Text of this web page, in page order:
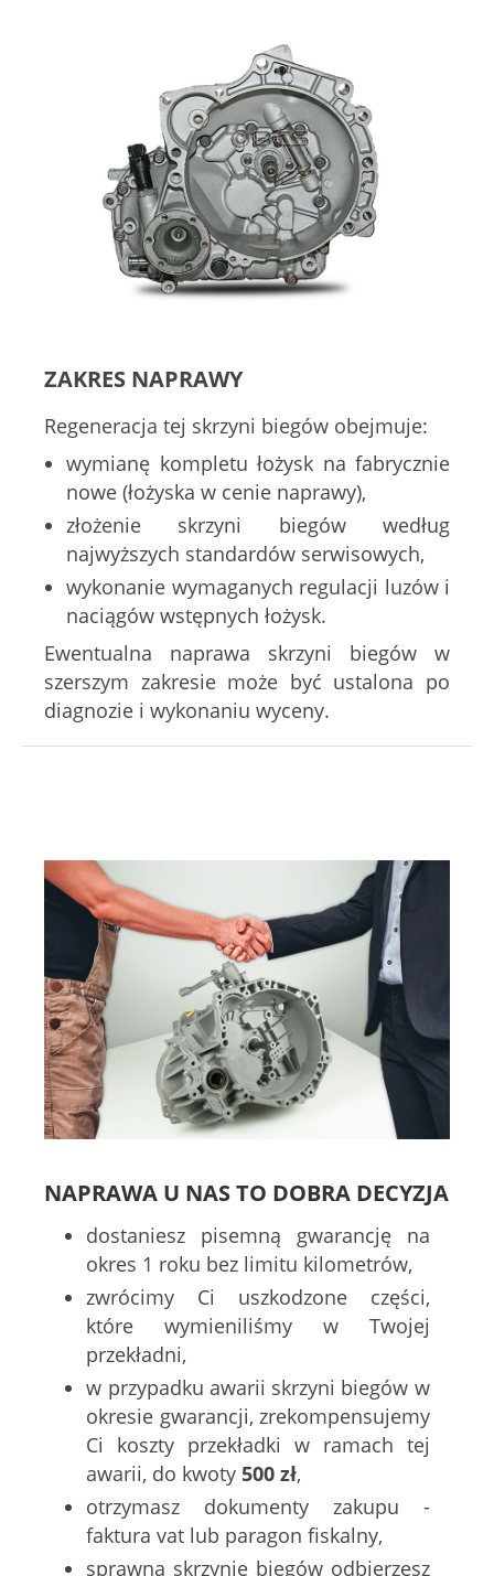
ZAKRES NAPRAWY
Regeneracja tej skrzyni biegów obejmuje:
wymianę kompletu łożysk na fabrycznie
nowe (łożyska w cenie naprawy),
złożenie skrzyni biegów według
najwyższych standardów serwisowych,
wykonanie wymaganych regulacji luzów i
naciągów wstępnych łożysk.
Ewentualna naprawa skrzyni biegów w
szerszym zakresie może być ustalona po
diagnozie i wykonaniu wyceny.
NAPRAWA U NAS TO DOBRA DECYZJA
dostaniesz pisemną gwarancję na
okres 1 roku bez limitu kilometrów,
zwrócimy Ci uszkodzone części,
które wymieniliśmy w Twojej
przekładni,
w przypadku awarii skrzyni biegów w
okresie gwarancji, zrekompensujemy
Ci koszty przekładki w ramach tej
awarii, do kwoty500 zł,
otrzymasz dokumenty zakupu -
faktura vat lub paragon fiskalny,
sprawną skrzynię biegów odbierzesz